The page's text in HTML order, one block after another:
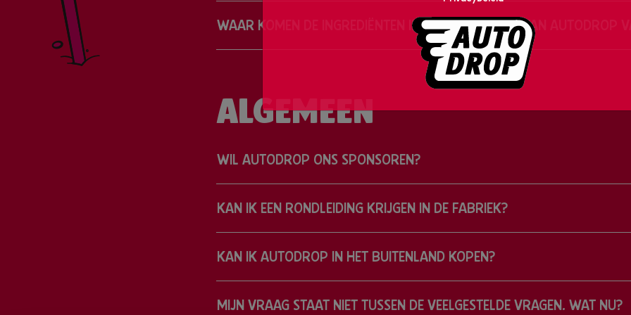
WAAR KOMEN DE INGREDIËNTEN IN HET RECEPTUUR VAN AUTODROP
ALGEMEEN
WIL AUTODROP ONS SPONSOREN?
KAN IK EEN RONDLEIDING KRIJGEN IN DE FABRIEK?
KAN IK AUTODROP IN HET BUITENLAND KOPEN?
MIJN VRAAG STAAT NIET TUSSEN DE VEELGESTELDE VRAGEN. WAT NU?